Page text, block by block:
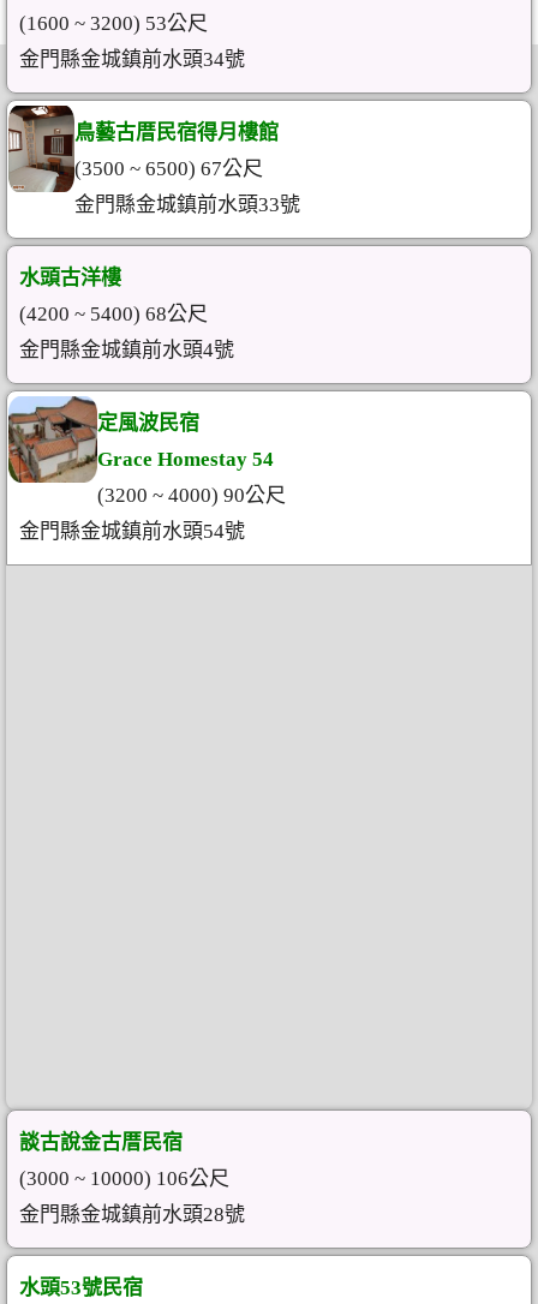
(1600 ~ 3200) 53公尺
金門縣金城鎮前水頭34號
鳥藝古厝民宿得月樓館
(3500 ~ 6500) 67公尺
金門縣金城鎮前水頭33號
水頭古洋樓
(4200 ~ 5400) 68公尺
金門縣金城鎮前水頭4號
定風波民宿
Grace Homestay 54
(3200 ~ 4000) 90公尺
金門縣金城鎮前水頭54號
談古說金古厝民宿
(3000 ~ 10000) 106公尺
金門縣金城鎮前水頭28號
水頭53號民宿